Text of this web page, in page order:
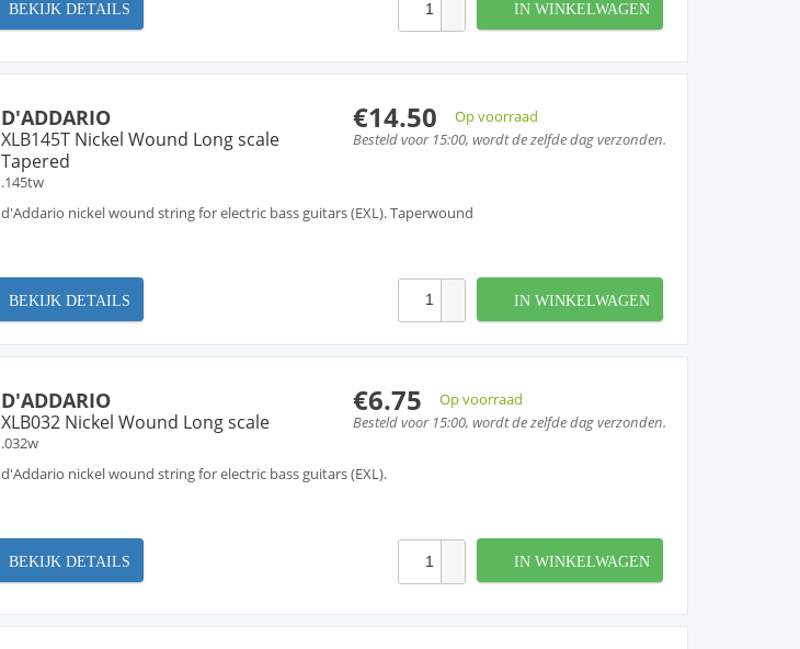
BEKIJK DETAILS IN WINKELWAGEN
€14.50
Op voorraad
Besteld voor 15:00, wordt de zelfde dag verzonden.
D'ADDARIO
XLB145T Nickel Wound Long scale
Tapered
.145tw
d'Addario nickel wound string for electric bass guitars (EXL). Taperwound
BEKIJK DETAILS IN WINKELWAGEN
€6.75
Op voorraad
Besteld voor 15:00, wordt de zelfde dag verzonden.
D'ADDARIO
XLB032 Nickel Wound Long scale
.032w
d'Addario nickel wound string for electric bass guitars (EXL).
BEKIJK DETAILS IN WINKELWAGEN